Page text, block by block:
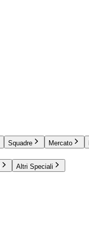
Squadre Mercato
Altri Speciali